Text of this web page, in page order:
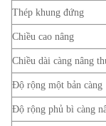
Thép khung đứng
Chiều cao nâng
Chiều dài càng nâng
Độ rộng một bản càng
Độ rộng phủ bì càng